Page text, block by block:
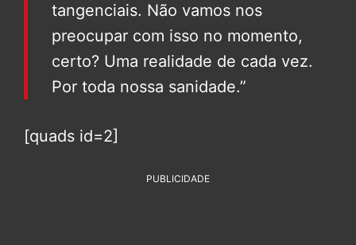
tangenciais. Não vamos nos
preocupar com isso no momento,
certo? Uma realidade de cada vez.
Por toda nossa sanidade.”
[quads id=2]
PUBLICIDADE